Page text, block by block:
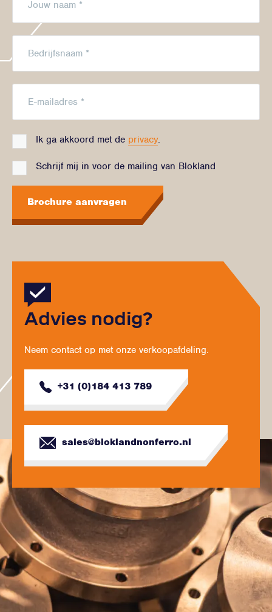
Ik ga akkoord met de privacy.
Schrijf mij in voor de mailing van Blokland
Brochure aanvragen
Advies nodig?
Neem contact op met onze verkoopafdeling.
+31 (0)184 413 789
sales@bloklandnonferro.nl